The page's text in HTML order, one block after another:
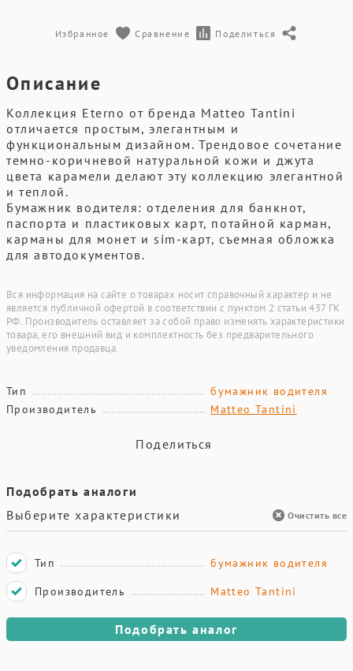
Избранное Сравнение Поделиться
Описание
Коллекция Eterno от бренда Matteo Tantini
отличается простым, элегантным и
функциональным дизайном. Трендовое сочетание
темно-коричневой натуральной кожи и джута
цвета карамели делают эту коллекцию элегантной
и теплой.
Бумажник водителя: отделения для банкнот,
паспорта и пластиковых карт, потайной карман,
карманы для монет и sim-карт, съемная обложка
для автодокументов.
Вся информация на сайте о товарах носит справочный характер и не
является публичной офертой в соответствии с пунктом 2 статьи 437 ГК
РФ. Производитель оставляет за собой право изменять характеристики
товара, его внешний вид и комплектность без предварительного
уведомления продавца.
Тип
бумажник водителя
Производитель
Matteo Tantini
Поделиться
Подобрать аналоги
Выберите характеристики
Очистить все
Тип
бумажник водителя
Производитель
Matteo Tantini
Подобрать аналог